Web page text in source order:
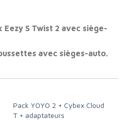
S Twist 2 avec siège-
avec sièges-auto.
Pack YOYO 2 + Cybex Cloud
T + adaptateurs